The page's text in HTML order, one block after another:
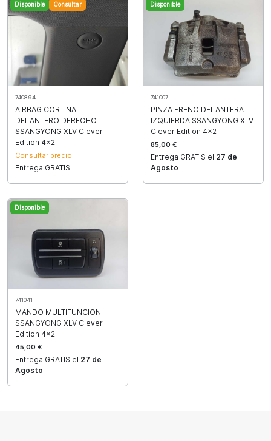
Disponible Consultar
740894
AIRBAG CORTINA
DELANTERO DERECHO
SSANGYONG XLV Clever
Edition 4x2
Consultar precio
Entrega GRATIS
Disponible
741007
PINZA FRENO DELANTERA
IZQUIERDA SSANGYONG XLV
Clever Edition 4x2
85,00 €
Entrega GRATIS el 27 de
Agosto
Disponible
741041
MANDO MULTIFUNCION
SSANGYONG XLV Clever
Edition 4x2
45,00 €
Entrega GRATIS el 27 de
Agosto